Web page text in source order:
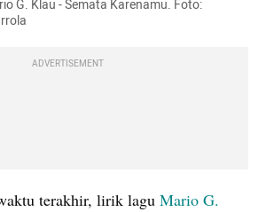
G. Klau - Semata Karenamu. Foto:
ADVERTISEMENT
terakhir, lirik lagu Mario G.